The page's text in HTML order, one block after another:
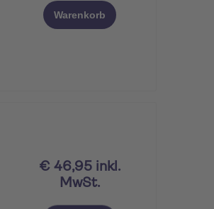
Warenkorb
€ 46,95 inkl.
MwSt.